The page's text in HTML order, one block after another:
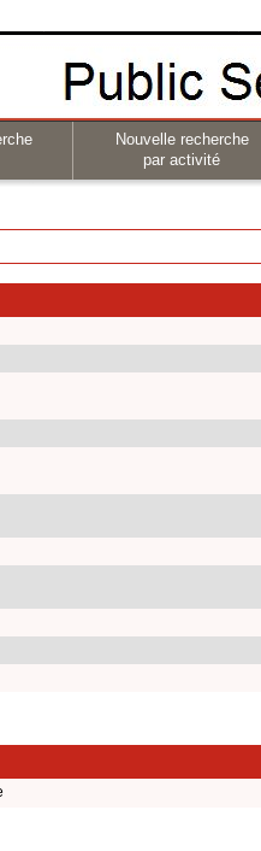
Nouvelle recherche
par activité